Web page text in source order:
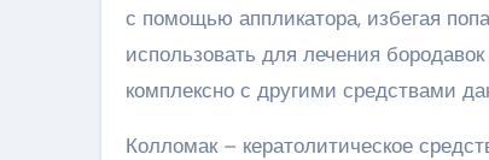
с помощью аппликатора, избегая
использовать для лечения
комплексно с другими средствами
Колломак – кератолитическое